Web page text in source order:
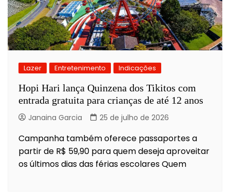
Lazer Entretenimento Indicações
Hopi Hari lança Quinzena dos Tikitos com
entrada gratuita para crianças de até 12 anos
Janaina Garcia 25 de julho de 2026
Campanha também oferece passaportes a
partir de R$ 59,90 para quem deseja aproveitar
os últimos dias das férias escolares Quem